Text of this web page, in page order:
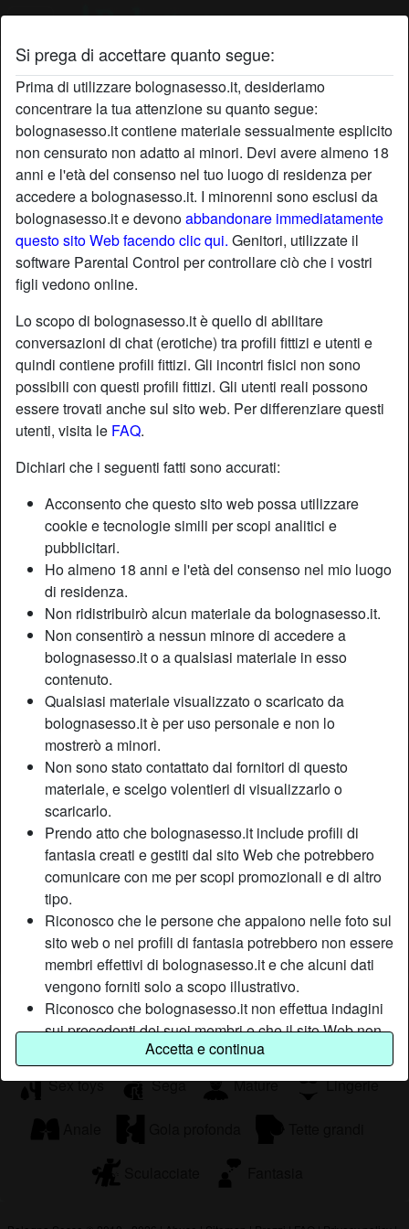
Si prega di accettare quanto segue:
Prima di utilizzare bolognasesso.it, desideriamo
concentrare la tua attenzione su quanto segue:
bolognasesso.it contiene materiale sessualmente esplicito
non censurato non adatto ai minori. Devi avere almeno 18
anni e l'età del consenso nel tuo luogo di residenza per
accedere a bolognasesso.it. I minorenni sono esclusi da
bolognasesso.it e devonoabbandonare immediatamente
questo sito Web facendo clic qui. Genitori, utilizzate il
software Parental Control per controllare ciò che i vostri
figli vedono online.
Lo scopo di bolognasesso.it è quello di abilitare
conversazioni di chat (erotiche) tra profili fittizi e utenti e
quindi contiene profili fittizi. Gli incontri fisici non sono
possibili con questi profili fittizi. Gli utenti reali possono
essere trovati anche sul sito web. Per differenziare questi
utenti, visita le FAQ.
Dichiari che i seguenti fatti sono accurati:
Acconsento che questo sito web possa utilizzare
cookie e tecnologie simili per scopi analitici e
pubblicitari.
Ho almeno 18 anni e l'età del consenso nel mio luogo
di residenza.
Non ridistribuirò alcun materiale da bolognasesso.it.
Non consentirò a nessun minore di accedere a
bolognasesso.it o a qualsiasi materiale in esso
contenuto.
Qualsiasi materiale visualizzato o scaricato da
bolognasesso.it è per uso personale e non lo
mostrerò a minori.
Non sono stato contattato dai fornitori di questo
materiale, e scelgo volentieri di visualizzarlo o
scaricarlo.
Prendo atto che bolognasesso.it include profili di
fantasia creati e gestiti dal sito Web che potrebbero
comunicare con me per scopi promozionali e di altro
tipo.
Riconosco che le persone che appaiono nelle foto sul
sito web o nei profili di fantasia potrebbero non essere
membri effettivi di bolognasesso.it e che alcuni dati
vengono forniti solo a scopo illustrativo.
Riconosco che bolognasesso.it non effettua indagini
sui precedenti dei suoi membri e che il sito Web non
tenta altrimenti di verificare l'esattezza delle
Accetta e continua
Profilo di Anai
radio_button_checked
star Aggiungi chatChatta adesso
Nickname:
Anai
Paese:
Italia
Provincia:
Bologna
Sesso:
Donna
Sessualità:
Relazione:
Single
Colore dei capelli:
Castana
Colore degli occhi:
Castani
Depilata:
Fumatrice:
Sì
person_pin Descrizione
Scopare per poco tempo non riesce a farmi godere e anzi,
è la cosa che voglio proprio evitare. Con il mio corpo da
favola completamente naturale, privo di imperfezioni e
senza nemmeno un pelo, potrai dare libero sfogo alla tua
fantasia o seguire i miei tanti consigli.
Sta cercando
Non ha specificato le sue preferenze
Tags
Pompini Orali
Sex toys Sega Mature Lingerie